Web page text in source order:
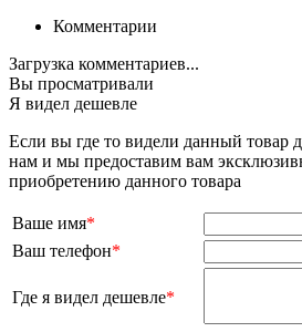
Комментарии
Загрузка комментариев...
Вы просматривали
Я видел дешевле
Если вы где то видели данный товар
нам и мы предоставим вам
приобретению данного товара
Ваше имя*
Ваш телефон*
Где я видел дешевле*